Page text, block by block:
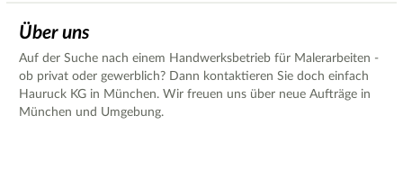
Über uns
Auf der Suche nach einem Handwerksbetrieb für Malerarbeiten -
ob privat oder gewerblich? Dann kontaktieren Sie doch einfach
Hauruck KG in München. Wir freuen uns über neue Aufträge in
München und Umgebung.